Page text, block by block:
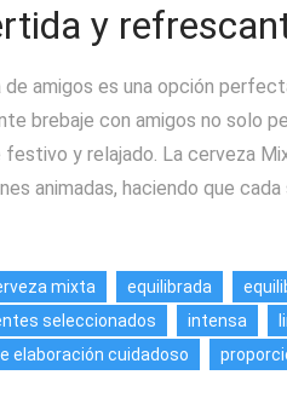
y
amigos es una opción
brebaje con amigos no solo
y relajado. La cerveza
animadas, haciendo que
mixta equilibrada
seleccionados intensa
elaboración cuidadoso